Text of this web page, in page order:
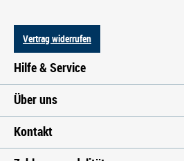
Vertrag widerrufen
Hilfe & Service
Über uns
Kontakt